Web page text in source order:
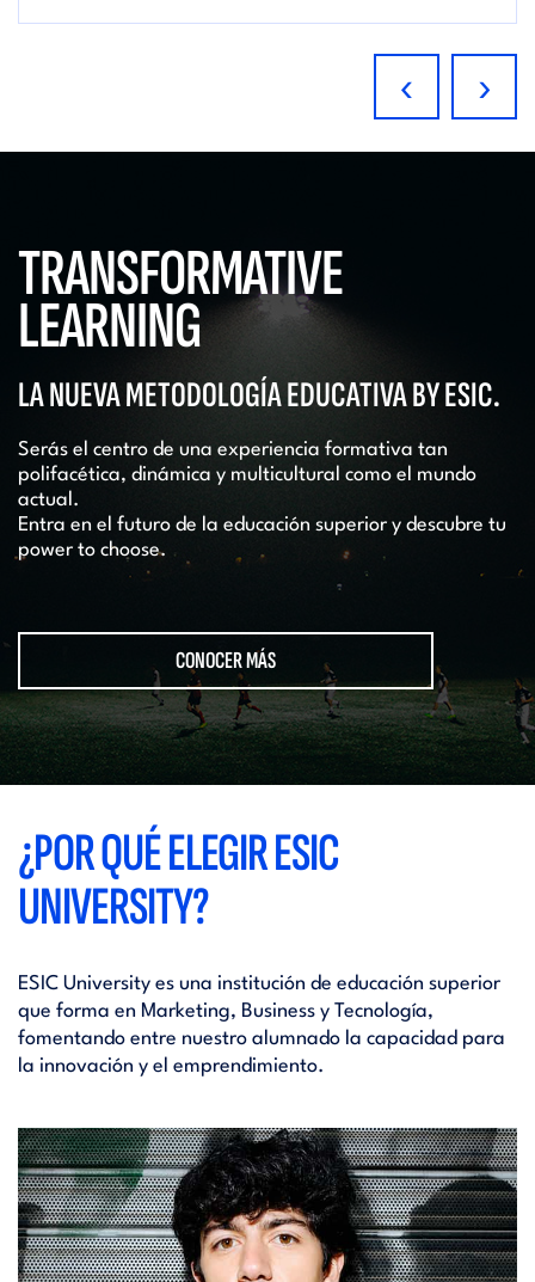
‹ ›
TRANSFORMATIVE
LEARNING
LA NUEVA METODOLOGÍA EDUCATIVA BY ESIC.
Serás el centro de una experiencia formativa tan
polifacética, dinámica y multicultural como el mundo
actual.
Entra en el futuro de la educación superior y descubre tu
power to choose.
CONOCER MÁS
¿POR QUÉ ELEGIR ESIC
UNIVERSITY?
ESIC University es una institución de educación superior
que forma en Marketing, Business y Tecnología,
fomentando entre nuestro alumnado la capacidad para
la innovación y el emprendimiento.